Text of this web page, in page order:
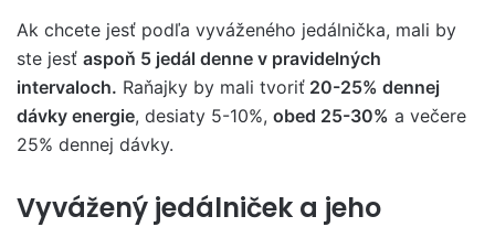
Ak chcete jesť podľa vyváženého jedálnička, mali by
ste jesť aspoň 5 jedál denne v pravidelných
intervaloch. Raňajky by mali tvoriť 20-25% dennej
dávky energie, desiaty 5-10%, obed 25-30% a večere
25% dennej dávky.
Vyvážený jedálniček a jeho